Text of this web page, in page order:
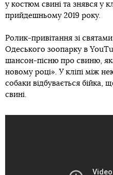
у костюм свині та знявся у
прийдешньому 2019 року.
Ролик-привітання зі
Одеського зоопарку в
шансон-пісню про свиню,
новому році». У кліпі між
собаки відбувається
свині.